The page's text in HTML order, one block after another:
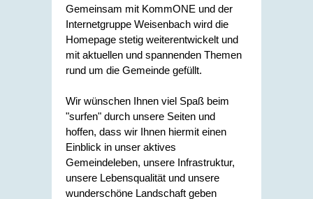
Gemeinsam mit KommONE und der
Internetgruppe Weisenbach wird die
Homepage stetig weiterentwickelt und
mit aktuellen und spannenden Themen
rund um die Gemeinde gefüllt.
Wir wünschen Ihnen viel Spaß beim
"surfen" durch unsere Seiten und
hoffen, dass wir Ihnen hiermit einen
Einblick in unser aktives
Gemeindeleben, unsere Infrastruktur,
unsere Lebensqualität und unsere
wunderschöne Landschaft geben